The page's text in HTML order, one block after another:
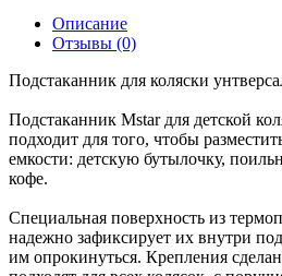
Описание
Отзывы (0)
Подстаканник для коляски
Подстаканник Mstar для детской
подходит для того, чтобы
емкости: детскую бутылочку,
кофе.
Специальная поверхность из
надежно зафиксирует их внутри
им опрокинуться. Крепления